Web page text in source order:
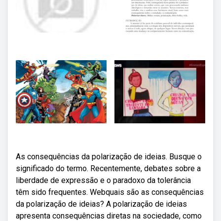
As consequências da polarização de ideias. Busque o
significado do termo. Recentemente, debates sobre a
liberdade de expressão e o paradoxo da tolerância
têm sido frequentes. Webquais são as consequências
da polarização de ideias? A polarização de ideias
apresenta consequências diretas na sociedade, como